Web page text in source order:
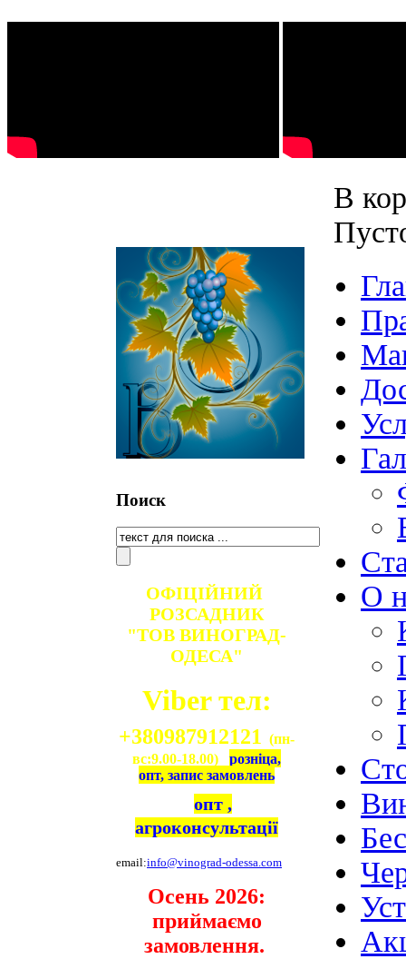
Поиск
ОФІЦІЙНИЙ
РОЗСАДНИК
"ТОВ ВИНОГРАД-
ОДЕСА"
Viber тел:
+380987912121 (пн-
вс:9.00-18.00) розніца,
опт, запис замовлень
опт ,
агроконсультації
email:info@vinograd-odessa.com
Осень 2026:
приймаємо
замовлення.
В
О